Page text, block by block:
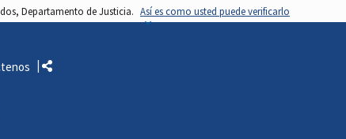
Departamento de Justicia. Así es como usted puede verificarlo
Comparte